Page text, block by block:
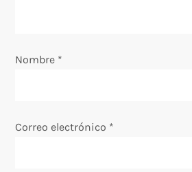
t
a
Nombre *
Correo electrónico *